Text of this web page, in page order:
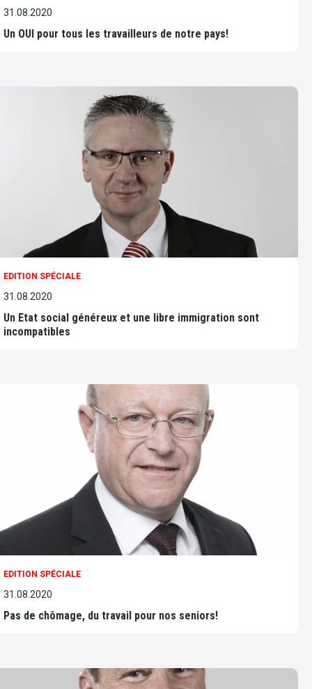
31.08.2020
Un OUI pour tous les travailleurs de notre pays!
EDITION SPÉCIALE
31.08.2020
Un Etat social généreux et une libre immigration sont
incompatibles
EDITION SPÉCIALE
31.08.2020
Pas de chômage, du travail pour nos seniors!